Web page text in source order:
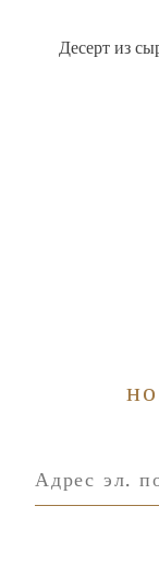
Десерт из